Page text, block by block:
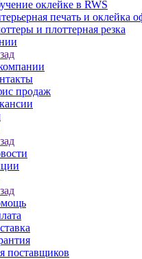
оклейке в RWS
печать и оклейка
и плоттерная резка
продаж
поставщиков